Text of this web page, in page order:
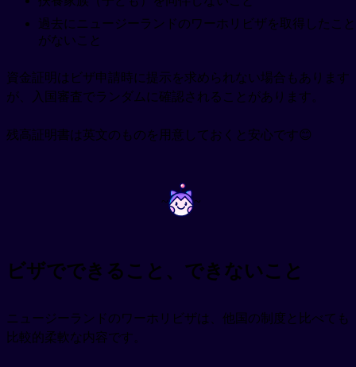
過去にニュージーランドのワーホリビザを取得したこと
がないこと
資金証明はビザ申請時に提示を求められない場合もあります
が、入国審査でランダムに確認されることがあります。
残高証明書は英文のものを用意しておくと安心です😊
~ ~
ビザでできること、できないこと
ニュージーランドのワーホリビザは、他国の制度と比べても
比較的柔軟な内容です。